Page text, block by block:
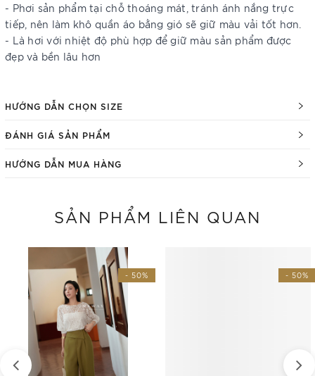
- Phơi sản phẩm tại chỗ thoáng mát, tránh ánh nắng trực
tiếp, nên làm khô quần áo bằng gió sẽ giữ màu vải tốt hơn.
- Là hơi với nhiệt độ phù hợp để giữ màu sản phẩm được
đẹp và bền lâu hơn
HƯỚNG DẪN CHỌN SIZE
ĐÁNH GIÁ SẢN PHẨM
HƯỚNG DẪN MUA HÀNG
SẢN PHẨM LIÊN QUAN
- 50% - 50%